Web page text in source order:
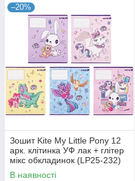
–20%
Зошит Kite My Little Pony 12
арк. клітинка УФ лак + глітер
мікс обкладинок (LP25-232)
В наявності